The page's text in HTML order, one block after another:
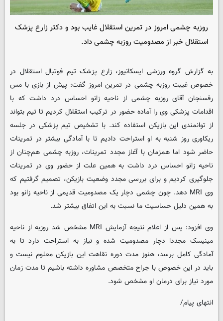
روزبه چشمی امروز در تمرین استقلال غایب بود و دکتر زارع پزشک
استقلال خبر از مصدومیت روزبه چشمی داد.
به گزارش گروه ورزشی ایسکانیوز، زارع پزشک تیم فوتبال استقلال در
خصوص غیبت روزبه چشمی در تمرین امروز گفت: پیش از بازی با مس
رفسنجان آقای روزبه چشمی از ناحیه زانو احساس درد داشت که با
اقدامات پزشکی وی را آماده حضور در ترکیب استقلال کردیم تا تیم بتواند
از توانمندی این بازیکن استفاده کند. با تشخیص تیم پزشکی در جلسه
ریکاوری روز شنبه به او استراحت دادیم تا با آمادگی بیشتر در تمرینات
حاضر شود اما همزمان با آغاز مجدد تمرینات، روزبه چشمی هم‌چنان از
ناحیه زانو احساس درد داشت به همین علت از حضور وی در تمرینات
جلوگیری کردیم و برای بررسی مجدد وضعیت بازیکن، تصمیم گرفتیم که
وی MRI دهد. چون چشمی دچار یک مصدومیت قدیمی از ناحیه زانو بود
به همین دلیل حساسیت ما نسبت به این اتفاق بیشتر شد.
وی افزود: پس از اعلام نتیجه آزمایش MRI مشخص شد روزبه از ناحیه
مینیسک مجددا دچار مصدومیت شده و نیاز به استراحت دارد تا به
آمادگی کامل برسد، هنوز مدت دوره نقاهت این بازیکن معلوم نیست و
باید در این خصوص با جراح متخصص مشاوره داشته باشیم تا مدت زمان
مورد نیاز برای درمان او مشخص شود.
انتهای پیام/